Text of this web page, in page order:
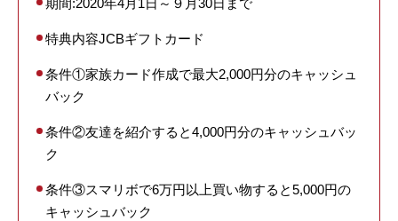
期間:2020年4月1日～９月30日まで
特典内容JCBギフトカード
条件①家族カード作成で最大2,000円分のキャッシュ
バック
条件②友達を紹介すると4,000円分のキャッシュバッ
ク
条件③スマリボで6万円以上買い物すると5,000円の
キャッシュバック